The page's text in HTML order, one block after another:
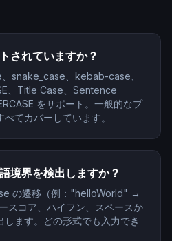
されていますか？
snake_case、kebab-case、
、Title Case、Sentence
をサポート。一般的なプ
てカバーしています。
境界を検出しますか？
の遷移（例："helloWorld" →
スコア、ハイフン、スペースか
します。どの形式でも入力でき